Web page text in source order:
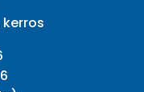
kerros